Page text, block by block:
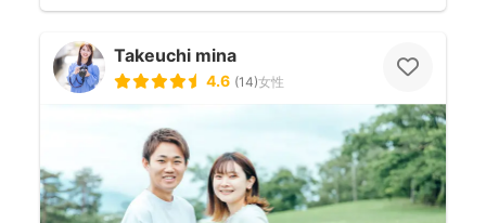
Takeuchi mina
4.6 (14)女性